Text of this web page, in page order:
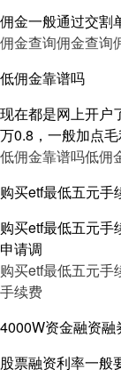
佣金一般通过交割
佣金查询佣金查询
低佣金靠谱吗
现在都是网上开户
万0.8，一般加点
低佣金靠谱吗低佣
购买etf最低五元手
购买etf最低五元手
申请调
购买etf最低五元手
手续费
4000W资金融资融
股票融资利率一般